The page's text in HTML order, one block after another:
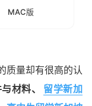
MAC版
质量却有很高的认
材料、
留学新加